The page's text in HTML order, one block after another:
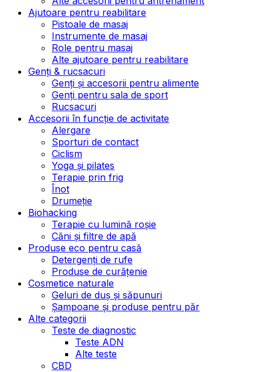
Ajutoare pentru reabilitare
Pistoale de masaj
Instrumente de masaj
Role pentru masaj
Alte ajutoare pentru reabilitare
Genți & rucsacuri
Genți și accesorii pentru alimente
Genți pentru sala de sport
Rucsacuri
Accesorii în funcție de activitate
Alergare
Sporturi de contact
Ciclism
Yoga și pilates
Terapie prin frig
Înot
Drumeție
Biohacking
Terapie cu lumină roșie
Căni și filtre de apă
Produse eco pentru casă
Detergenți de rufe
Produse de curățenie
Cosmetice naturale
Geluri de duș și săpunuri
Șampoane și produse pentru păr
Alte categorii
Teste de diagnostic
Teste ADN
Alte teste
CBD